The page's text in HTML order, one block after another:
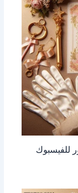
للفيسبوك